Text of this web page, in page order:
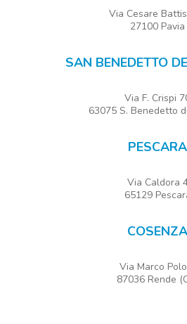
Via Cesare
27100 Pavia
SAN BENEDETTO
Via F. Crispi
63075 S. Benedetto
PESCARA
Via Caldora
65129
COSENZA
Via Marco
87036 Rende